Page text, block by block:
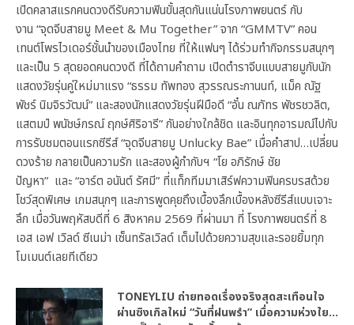
เปิดคลาสแรกคนดวงดีรับความฟินขั้นสุดกันแน่นโรงภาพยนตร์ กับ
งาน “จุดจีบสายมู Meet & Mu Together” จาก “GMMTV” คอน
เทนต์โพรไวเดอร์ชั้นนำของเมืองไทย ที่ให้แฟนๆ ได้ร่วมทำกิจกรรมสนุกๆ
และเป็น 5 สุดยอดคนดวงดี ที่ได้ถามคำถาม เปิดตำราจีบแบบสายมูกับนัก
แสดงวัยรุ่นคู่ใหม่มาแรง “ธรรม ทัพทอง สุวรรณระกานนท์, แม็ค ณัฐ
พัชร์ นิมจิรวัฒน์” และสองนักแสดงวัยรุ่นฝีมือดี “อั๋น ณภัทร พัชรชวลิต,
แสตมป์ พนัชษ์กรณ์ ฤกษ์ศิริอารี” กันอย่างใกล้ชิด และอินทุกอารมณ์ไปกับ
การรับชมตอนแรกซีรีส์ “จุดจีบสายมู Unlucky Bae” เมื่อคำสาป…เปลี่ยน
ดวงร้าย กลายเป็นความรัก และสองผู้กำกับฯ “โย อภิรักษ์ ชัย
ปัญหา” และ “อาร์ต อนันต์ รัศมี” ที่แท็กทีมมาเสิร์ฟความฟินครบรสด้วย
โชว์สุดพิเศษ เกมสนุกๆ และการพูดคุยถึงเบื้องลึกเบื้องหลังซีรีส์แบบเจาะ
ลึก เมื่อวันพฤหัสบดีที่ 6 สิงหาคม 2569 ที่ผ่านมา ที่ โรงภาพยนตร์ที่ 8
เอส เอฟ เวิลด์ ซีเนม่า เซ็นทรัลเวิลด์ เต็มไปด้วยความสุขและรอยยิ้มทุก
โมเมนต์เลยทีเดียว
TONEYLIU ถ่ายทอดเรื่องจริงสุดสะเทือนใจ
ผ่านซิงเกิลใหม่ “วันที่ฝนพรำ” เมื่อความห่วงใย…